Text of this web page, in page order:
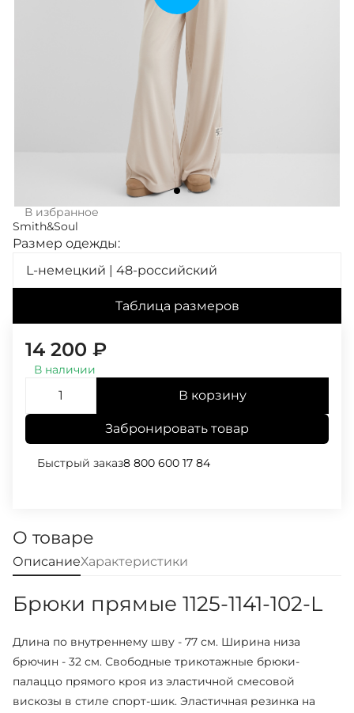
В избранное
Smith&Soul
Размер одежды:
L-немецкий | 48-российский
Таблица размеров
14 200 ₽
В наличии
В корзину
Забронировать товар
Быстрый заказ8 800 600 17 84
О товаре
ОписаниеХарактеристики
Брюки прямые 1125-1141-102-L
Длина по внутреннему шву - 77 см. Ширина низа
брючин - 32 см. Свободные трикотажные брюки-
палаццо прямого кроя из эластичной смесовой
вискозы в стиле спорт-шик. Эластичная резинка на